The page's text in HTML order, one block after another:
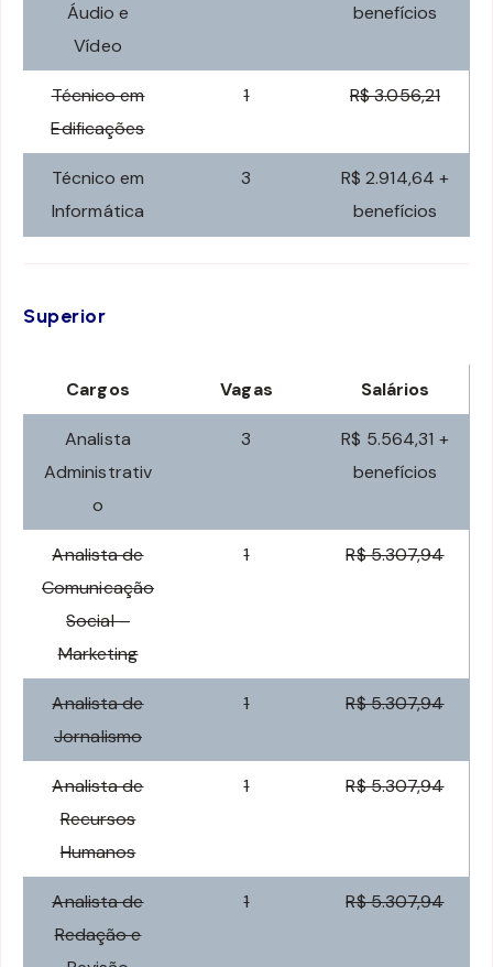
Áudio e
Vídeo
benefícios
Técnico em
Edificações
1 R$ 3.056,21
Técnico em
Informática
3
R$ 2.914,64 +
benefícios
Superior
Cargos Vagas Salários
Analista
Administrativ
o
3
R$ 5.564,31 +
benefícios
Analista de
Comunicação
Social –
Marketing
1 R$ 5.307,94
Analista de
Jornalismo
1 R$ 5.307,94
Analista de
Recursos
Humanos
1 R$ 5.307,94
Analista de
Redação e
1 R$ 5.307,94